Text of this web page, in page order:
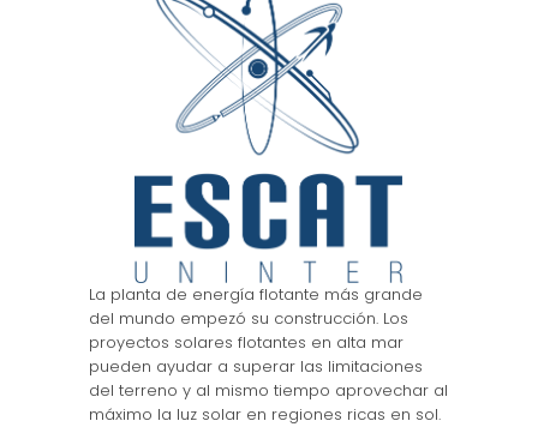
La planta de energía flotante más grande
del mundo empezó su construcción. Los
proyectos solares flotantes en alta mar
pueden ayudar a superar las limitaciones
del terreno y al mismo tiempo aprovechar al
máximo la luz solar en regiones ricas en sol.